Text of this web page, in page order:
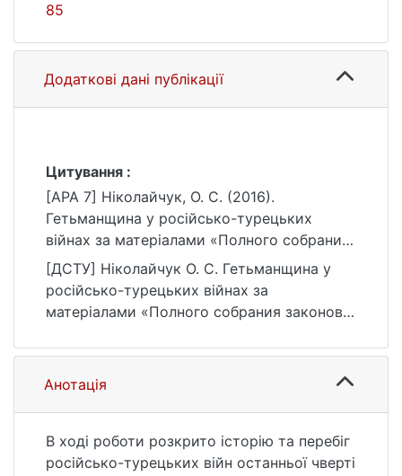
85
Додаткові дані публікації
Цитування :
[APA 7] Ніколайчук, О. С. (2016).
Гетьманщина у російсько-турецьких
війнах за матеріалами «Полного собрания
законов Российской империи» [Дис. канд.
іст. наук, Київський національний
університет імені Тараса Шевченка].
eKNUTSHIR.
https://ir.library.knu.ua/handle/123456789/83
[ДСТУ] Ніколайчук О. С. Гетьманщина у
російсько-турецьких війнах за
матеріалами «Полного собрания законов
наук : 03 Гуманітарні науки. Київ, 2016. 221
с. URL:
https://ir.library.knu.ua/handle/123456789/83
Анотація
В ході роботи розкрито історію та перебіг
російсько-турецьких війн останньої чверті